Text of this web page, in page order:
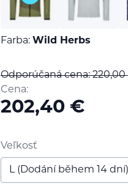
Farba: Wild Herbs
Odporúčaná cena: 220,00
Cena:
202,40 €
Veľkosť